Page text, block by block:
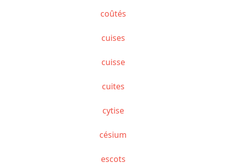
coûtés
cuises
cuisse
cuites
cytise
césium
escots